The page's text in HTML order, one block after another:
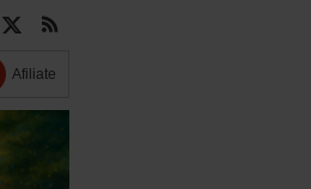
Afiliate